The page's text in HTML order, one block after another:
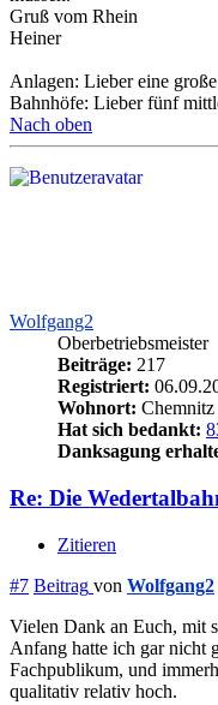
Gruß vom Rhein
Heiner
Anlagen: Lieber eine
Bahnhöfe: Lieber fünf
Nach oben
Wolfgang2
Oberbetriebsmeister
Beiträge: 217
Registriert:
Wohnort: Chemnitz
Hat sich bedankt:
Danksagung
Re: Die
Zitieren
#7 Beitrag von Wolfgang2
Vielen Dank an Euch, mit
Anfang hatte ich gar nicht
Fachpublikum, und
qualitativ relativ hoch.